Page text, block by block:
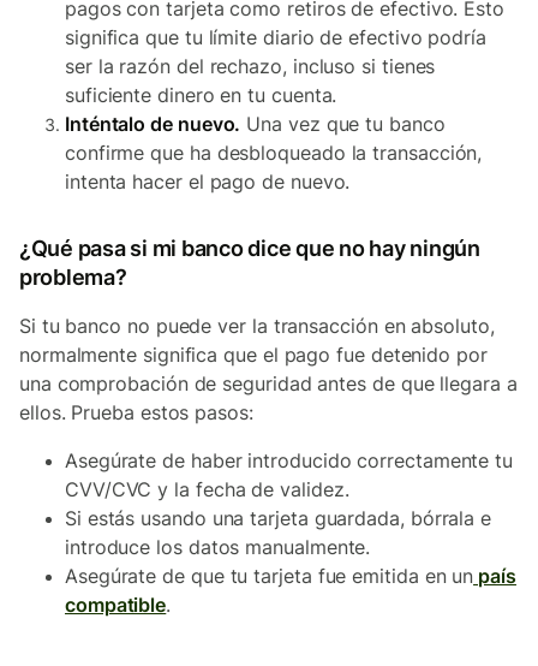
pagos con tarjeta como retiros de efectivo. Esto
significa que tu límite diario de efectivo podría
ser la razón del rechazo, incluso si tienes
suficiente dinero en tu cuenta.
Inténtalo de nuevo. Una vez que tu banco
confirme que ha desbloqueado la transacción,
intenta hacer el pago de nuevo.
¿Qué pasa si mi banco dice que no hay ningún
problema?
Si tu banco no puede ver la transacción en absoluto,
normalmente significa que el pago fue detenido por
una comprobación de seguridad antes de que llegara a
ellos. Prueba estos pasos:
Asegúrate de haber introducido correctamente tu
CVV/CVC y la fecha de validez.
Si estás usando una tarjeta guardada, bórrala e
introduce los datos manualmente.
Asegúrate de que tu tarjeta fue emitida en un país
compatible.